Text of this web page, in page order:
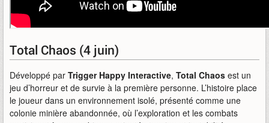
Total Chaos (4 juin)
Développé par Trigger Happy Interactive, Total Chaos est un
jeu d’horreur et de survie à la première personne. L’histoire place
le joueur dans un environnement isolé, présenté comme une
colonie minière abandonnée, où l’exploration et les combats